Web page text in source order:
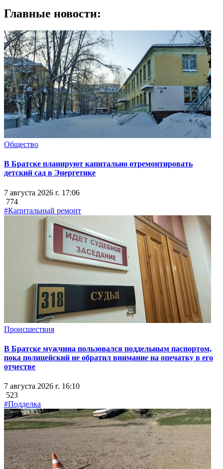
Главные новости:
Общество
В Братске планируют капитально отремонтировать
детский сад в Энергетике
7 августа 2026 г. 17:06
774
#Капитальный ремонт
Происшествия
В Братске мужчина пользовался поддельным паспортом,
пока полицейский не обратил внимание на опечатку в его
отчестве
7 августа 2026 г. 16:10
523
#Подделка